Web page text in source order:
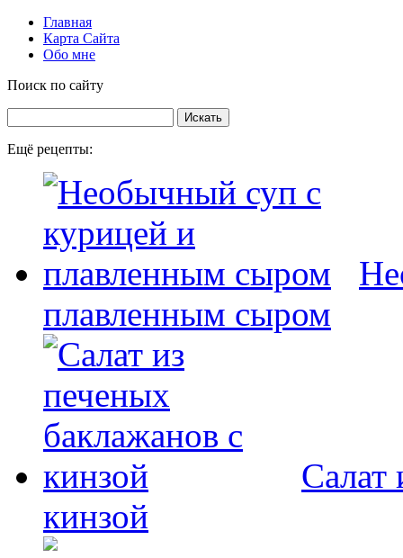
Главная
Карта Сайта
Обо мне
Поиск по сайту
Ещё рецепты:
плавленным сыром
Салат
кинзой